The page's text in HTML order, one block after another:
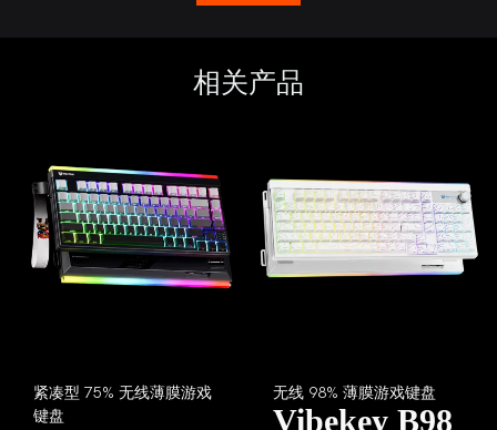
相关产品
紧凑型 75% 无线薄膜游戏
键盘
无线 98% 薄膜游戏键盘
Vibekey B98